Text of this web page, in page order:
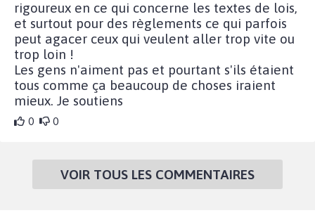
rigoureux en ce qui concerne les textes de lois,
et surtout pour des règlements ce qui parfois
peut agacer ceux qui veulent aller trop vite ou
trop loin !
Les gens n'aiment pas et pourtant s'ils étaient
tous comme ça beaucoup de choses iraient
mieux. Je soutiens
0 0
VOIR TOUS LES COMMENTAIRES